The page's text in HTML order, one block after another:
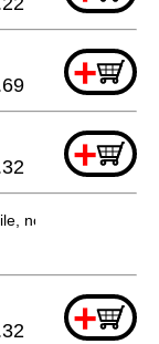
+
+
non ordinabile
+